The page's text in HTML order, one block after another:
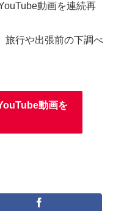
動画を連続再
旅行や出張前の下調べ
動画を